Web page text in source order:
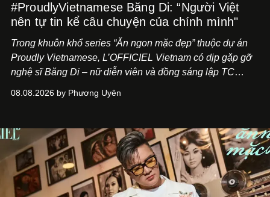
#ProudlyVietnamese Băng Di: “Người Việt
nên tự tin kể câu chuyện của chính mình"
Trong khuôn khổ series “Ăn ngon mặc đẹp” thuộc dự án
Proudly Vietnamese, L’OFFICIEL Vietnam có dịp gặp gỡ
nghệ sĩ Băng Di – nữ diễn viên và đồng sáng lập TC
Kitchen Bar và SALEM tại TP.HCM.
08.08.2026 by Phương Uyên